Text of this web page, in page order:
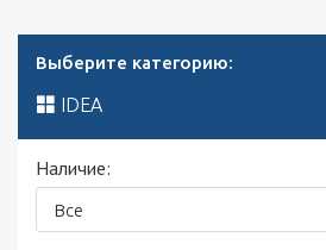
Выберите категорию:
IDEA
Наличие:
Все